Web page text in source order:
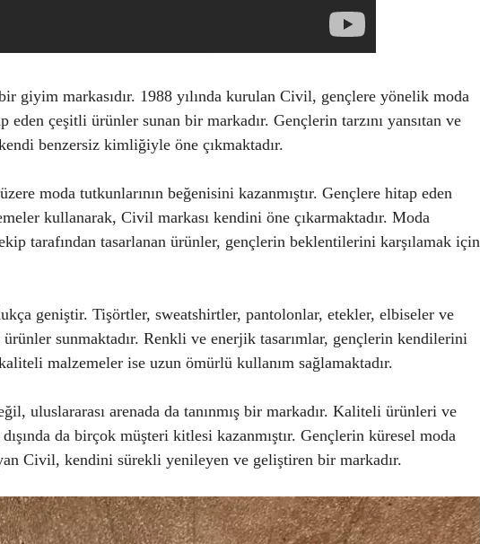
giyim markasıdır. 1988 yılında kurulan Civil, gençlere yönelik moda
çeşitli ürünler sunan bir markadır. Gençlerin tarzını yansıtan ve
benzersiz kimliğiyle öne çıkmaktadır.
moda tutkunlarının beğenisini kazanmıştır. Gençlere hitap eden
kullanarak, Civil markası kendini öne çıkarmaktadır. Moda
tarafından tasarlanan ürünler, gençlerin beklentilerini karşılamak için
geniştir. Tişörtler, sweatshirtler, pantolonlar, etekler, elbiseler ve
sunmaktadır. Renkli ve enerjik tasarımlar, gençlerin kendilerini
malzemeler ise uzun ömürlü kullanım sağlamaktadır.
uluslararası arenada da tanınmış bir markadır. Kaliteli ürünleri ve
da birçok müşteri kitlesi kazanmıştır. Gençlerin küresel moda
Civil, kendini sürekli yenileyen ve geliştiren bir markadır.